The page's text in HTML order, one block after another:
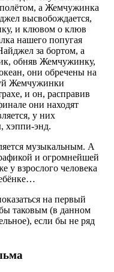
а Жемчужинка
высвобождается,
и клювом о клюв
нашего попугая
за бортом, а
обняв Жемчужинку,
они обречены на
Жемчужинки
и он, расправив
они находят
у них
хэппи-энд.
музыкальным. А
и огромнейшей
у взрослого человека
на первый
таковым (в данном
если бы не ряд